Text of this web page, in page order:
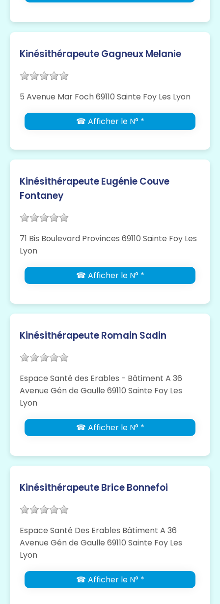
Kinésithérapeute Gagneux Melanie
5 Avenue Mar Foch 69110 Sainte Foy Les Lyon
☎ Afficher le N° *
Kinésithérapeute Eugénie Couve
Fontaney
71 Bis Boulevard Provinces 69110 Sainte Foy Les
Lyon
☎ Afficher le N° *
Kinésithérapeute Romain Sadin
Espace Santé des Erables - Bâtiment A 36
Avenue Gén de Gaulle 69110 Sainte Foy Les
Lyon
☎ Afficher le N° *
Kinésithérapeute Brice Bonnefoi
Espace Santé Des Erables Bâtiment A 36
Avenue Gén de Gaulle 69110 Sainte Foy Les
Lyon
☎ Afficher le N° *